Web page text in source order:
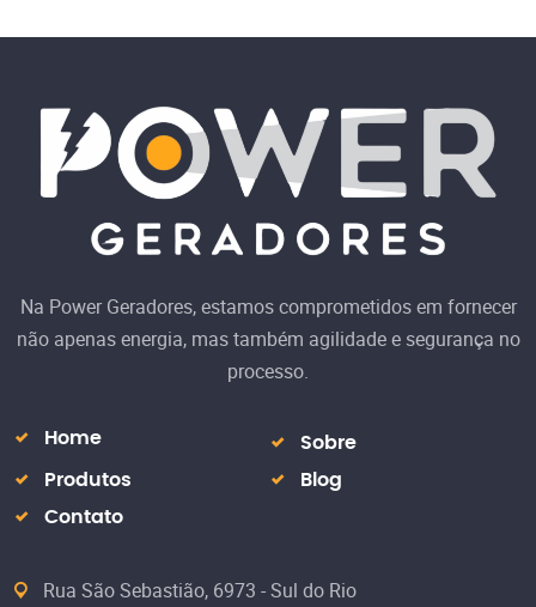
Na Power Geradores, estamos comprometidos em fornecer
não apenas energia, mas também agilidade e segurança no
processo.
Home
Sobre
Produtos
Blog
Contato
Rua São Sebastião, 6973 - Sul do Rio